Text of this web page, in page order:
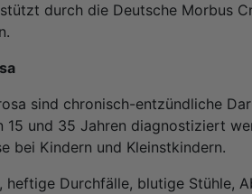
durch die Deutsche Morbus
sind chronisch-entzündliche
und 35 Jahren diagnostiziert
bei Kindern und Kleinstkindern.
heftige Durchfälle, blutige Stühle,